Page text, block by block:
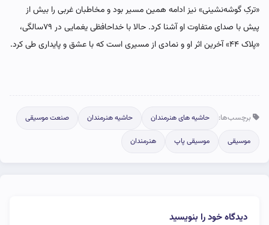
«ترکِ گوشه‌نشینی» نیز ادامه همین مسیر بود و مخاطبان غربی را بیش از
پیش با صدای متفاوت او آشنا کرد. حالا با خداحافظی یغمایی در ۷۹سالگی،
«پلاک ۴۴» آخرین اثر او و نمادی از مسیری است که با عشق و پایداری طی کرد.
برچسب‌ها: حاشیه های هنرمندان حاشیه هنرمندان صنعت موسیقی
موسیقی موسیقی پاپ هنرمندان
دیدگاه خود را بنویسید